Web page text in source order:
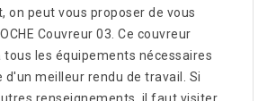
on peut vous proposer de vous
Couvreur 03. Ce couvreur
les équipements nécessaires
d'un meilleur rendu de travail. Si